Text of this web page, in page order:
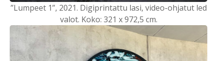
”Lumpeet 1”, 2021. Digiprintattu lasi, video-ohjatut led
valot. Koko: 321 x 972,5 cm.